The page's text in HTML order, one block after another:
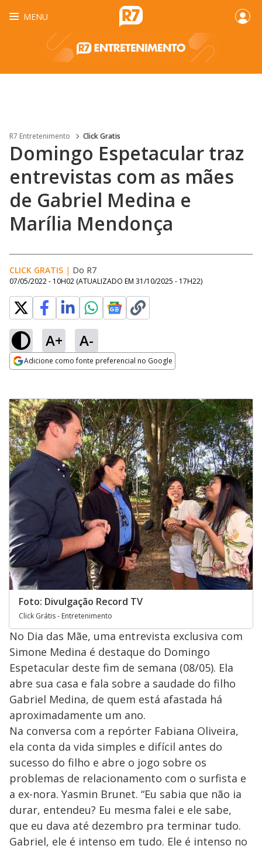
MENU
R7 Entretenimento Click Gratis
Domingo Espetacular traz
entrevistas com as mães
de Gabriel Medina e
Marília Mendonça
CLICK GRATIS | Do R7
07/05/2022 - 10H02 (ATUALIZADO EM 31/10/2025 - 17H22)
A+ A-
Adicione como fonte preferencial no Google
Foto: Divulgação Record TV
Click Grátis - Entretenimento
No Dia das Mãe, uma entrevista exclusiva com
Simone Medina é destaque do Domingo
Espetacular deste fim de semana (08/05). Ela
abre sua casa e fala sobre a saudade do filho
Gabriel Medina, de quem está afastada há
aproximadamente um ano.
Na conversa com a repórter Fabiana Oliveira,
ela conta da vida simples e difícil antes do
sucesso do filho e abre o jogo sobre os
problemas de relacionamento com o surfista e
a ex-nora. Yasmin Brunet. “Eu sabia que não ia
durar, entendeu? Eu mesma falei e ele sabe,
que eu dava até dezembro pra terminar tudo.
Gabriel, ele é intenso em tudo. Ele é intenso no